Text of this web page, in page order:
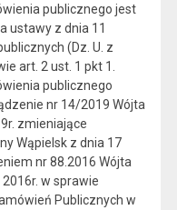
publicznego jest
ustawy z dnia 11
(Dz. U. z
art. 2 ust. 1 pkt 1.
publicznego
nr 14/2019 Wójta
zmieniające
Wąpielsk z dnia 17
nr 88.2016 Wójta
w sprawie
Publicznych w